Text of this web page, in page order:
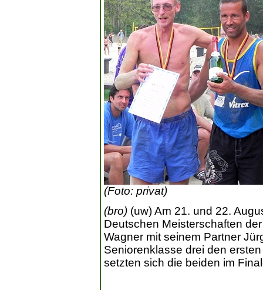
(Foto: privat)
(bro) (uw) Am 21. und 22.
Deutschen Meisterschaften
Wagner mit seinem Partner
Seniorenklasse drei den
setzten sich die beiden im